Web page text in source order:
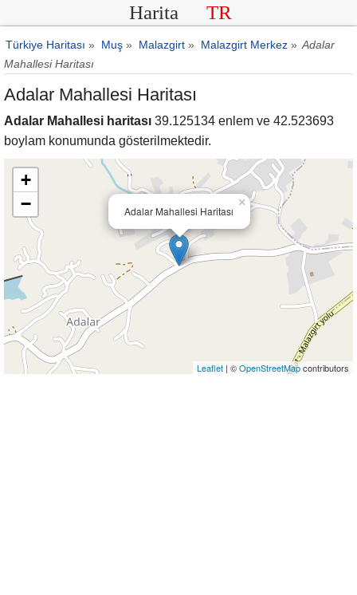
Harita TR
Türkiye Haritası » Muş » Malazgirt » Malazgirt Merkez » Adalar
Mahallesi Haritası
Adalar Mahallesi Haritası
Adalar Mahallesi haritası 39.125134 enlem ve 42.523693
boylam konumunda gösterilmektedir.
Adalar Mahallesi Haritası
×
+
−
Leaflet | ©OpenStreetMapcontributors